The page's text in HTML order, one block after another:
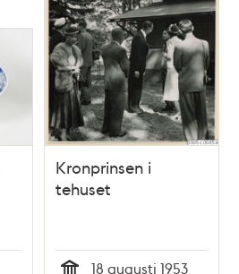
Kronprinsen i
tehuset
18 augusti 1953